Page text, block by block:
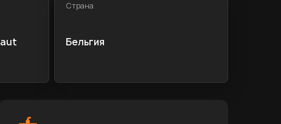
Страна
Бельгия